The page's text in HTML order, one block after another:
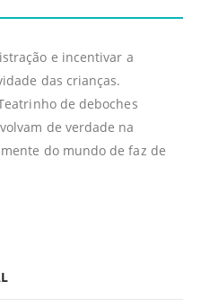
e incentivar a
das crianças.
de deboches
de verdade na
do mundo de faz de